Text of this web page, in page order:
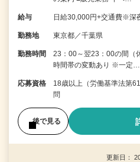
給与 日給30,000円+交通費※深
勤務地 東京都／千葉県
勤務時間
23：00～翌23：00の間（
時間帯の変動あり ※一定…
応募資格
18歳以上（労働基準法第
問
後で見る
更新日：